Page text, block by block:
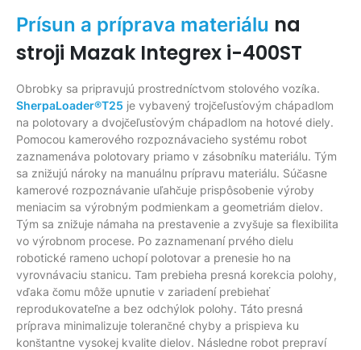
Prísun a príprava materiálu na
stroji Mazak Integrex i-400ST
Obrobky sa pripravujú prostredníctvom stolového vozíka.
SherpaLoader®T25 je vybavený trojčeľusťovým chápadlom
na polotovary a dvojčeľusťovým chápadlom na hotové diely.
Pomocou kamerového rozpoznávacieho systému robot
zaznamenáva polotovary priamo v zásobníku materiálu. Tým
sa znižujú nároky na manuálnu prípravu materiálu. Súčasne
kamerové rozpoznávanie uľahčuje prispôsobenie výroby
meniacim sa výrobným podmienkam a geometriám dielov.
Tým sa znižuje námaha na prestavenie a zvyšuje sa flexibilita
vo výrobnom procese. Po zaznamenaní prvého dielu
robotické rameno uchopí polotovar a prenesie ho na
vyrovnávaciu stanicu. Tam prebieha presná korekcia polohy,
vďaka čomu môže upnutie v zariadení prebiehať
reprodukovateľne a bez odchýlok polohy. Táto presná
príprava minimalizuje tolerančné chyby a prispieva ku
konštantne vysokej kvalite dielov. Následne robot prepraví